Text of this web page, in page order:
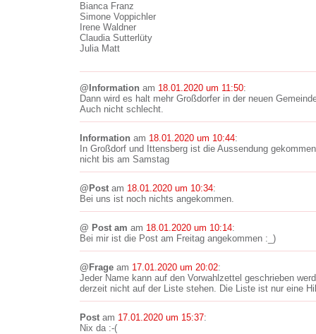
Bianca Franz
Simone Voppichler
Irene Waldner
Claudia Sutterlüty
Julia Matt
@Information am 18.01.2020 um 11:50:
Dann wird es halt mehr Großdorfer in der neuen
Auch nicht schlecht.
Information am 18.01.2020 um 10:44:
In Großdorf und Ittensberg ist die Aussendung
nicht bis am Samstag
@Post am 18.01.2020 um 10:34:
Bei uns ist noch nichts angekommen.
@ Post am am 18.01.2020 um 10:14:
Bei mir ist die Post am Freitag angekommen :_)
@Frage am 17.01.2020 um 20:02:
Jeder Name kann auf den Vorwahlzettel geschrieben
derzeit nicht auf der Liste stehen. Die Liste ist nur eine
Post am 17.01.2020 um 15:37:
Nix da :-(